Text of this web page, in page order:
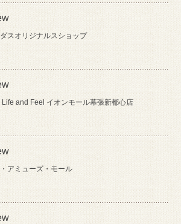
スオリジナルスショップ
Life and Feel イオンモール幕張新都心店
アミューズ・モール